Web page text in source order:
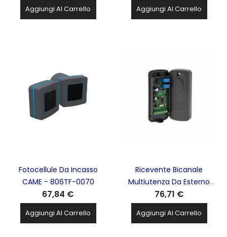
Aggiungi Al Carrello Aggiungi Al Carrello
Fotocellule Da Incasso
CAME - 806TF-0070
67,84 €
Aggiungi Al Carrello
Ricevente Bicanale
Multiutenza Da Esterno
4333,92MHZ CAME -
001RE432M
76,71 €
Aggiungi Al Carrello